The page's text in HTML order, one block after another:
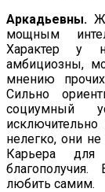
Аркадьевны.
мощным
Характер у
амбициозны,
мнению
Сильно
социумный
нелегко, они
Карьера
любить самим.